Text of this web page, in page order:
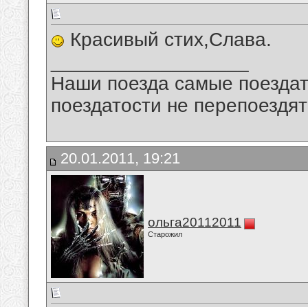
Красивый стих,Слава.
Наши поезда самые
поездатости не
20.01.2011, 19:21
ольга20112011
Старожил